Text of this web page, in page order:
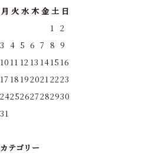
月 火水 木金 土 日
1 2
3 4 5 6 7 8 9
10 11 12 13 1415 16
17 18 1920212223
24252627282930
31
カテゴリー